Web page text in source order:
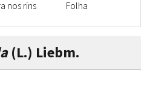
nos rins Folha
(L.) Liebm.